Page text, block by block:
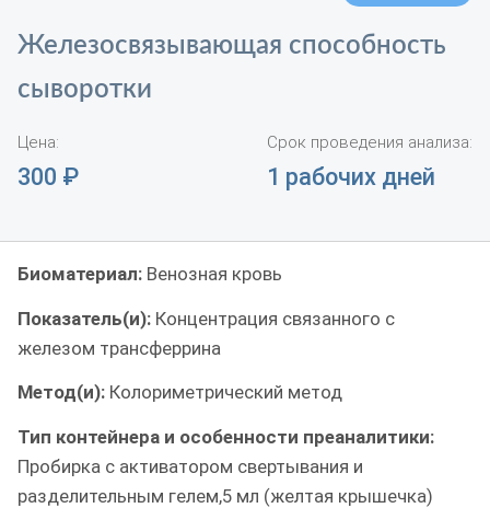
Железосвязывающая способность
сыворотки
Цена:
300 ₽
Срок проведения анализа:
1 рабочих дней
Биоматериал: Венозная кровь
Показатель(и): Концентрация связанного с
железом трансферрина
Метод(и): Колориметрический метод
Тип контейнера и особенности преаналитики:
Пробирка с активатором свертывания и
разделительным гелем,5 мл (желтая крышечка)